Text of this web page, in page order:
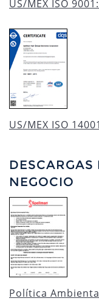
US/MEX ISO
US/MEX ISO
DESCARGAS
NEGOCIO
Política